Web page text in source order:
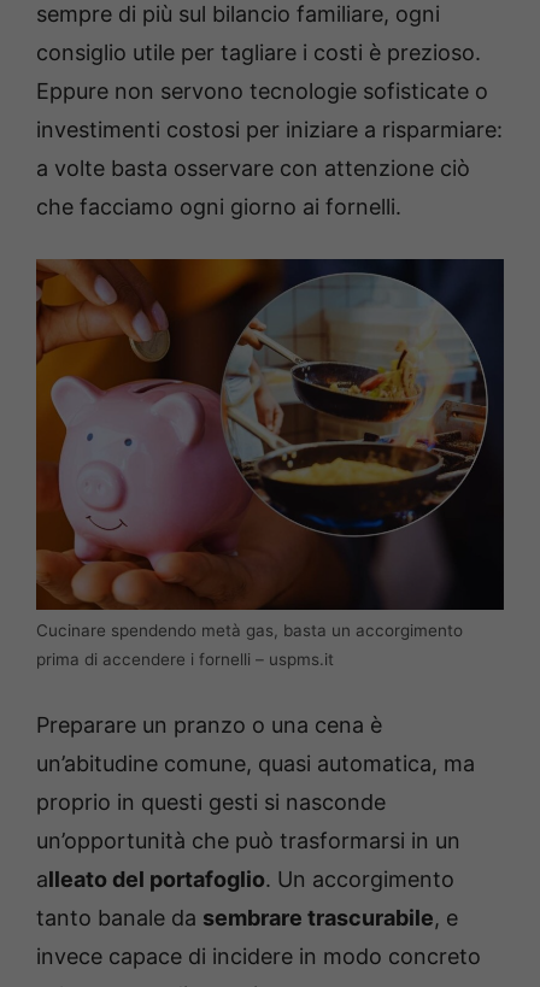
sempre di più sul bilancio familiare, ogni
consiglio utile per tagliare i costi è prezioso.
Eppure non servono tecnologie sofisticate o
investimenti costosi per iniziare a risparmiare:
a volte basta osservare con attenzione ciò
che facciamo ogni giorno ai fornelli.
Cucinare spendendo metà gas, basta un accorgimento
prima di accendere i fornelli – uspms.it
Preparare un pranzo o una cena è
un’abitudine comune, quasi automatica, ma
proprio in questi gesti si nasconde
un’opportunità che può trasformarsi in un
alleato del portafoglio. Un accorgimento
tanto banale da sembrare trascurabile, e
invece capace di incidere in modo concreto